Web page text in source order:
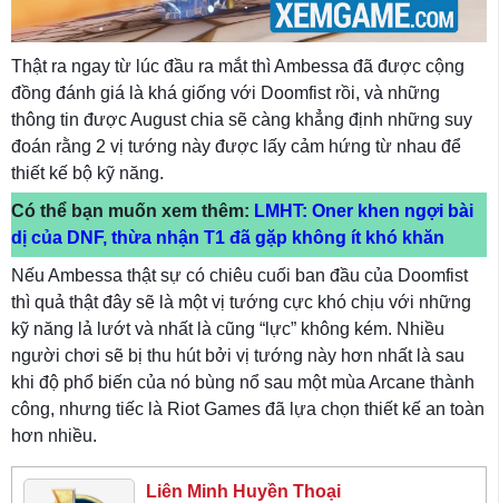
Thật ra ngay từ lúc đầu ra mắt thì Ambessa đã được cộng
đồng đánh giá là khá giống với Doomfist rồi, và những
thông tin được August chia sẽ càng khẳng định những suy
đoán rằng 2 vị tướng này được lấy cảm hứng từ nhau để
thiết kế bộ kỹ năng.
Có thể bạn muốn xem thêm: LMHT: Oner khen ngợi bài
dị của DNF, thừa nhận T1 đã gặp không ít khó khăn
Nếu Ambessa thật sự có chiêu cuối ban đầu của Doomfist
thì quả thật đây sẽ là một vị tướng cực khó chịu với những
kỹ năng lả lướt và nhất là cũng “lực” không kém. Nhiều
người chơi sẽ bị thu hút bởi vị tướng này hơn nhất là sau
khi độ phổ biến của nó bùng nổ sau một mùa Arcane thành
công, nhưng tiếc là Riot Games đã lựa chọn thiết kế an toàn
hơn nhiều.
Liên Minh Huyền Thoại